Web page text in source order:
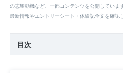
の志望動機など、一部コンテンツを公開していま
最新情報やエントリーシート・体験記全文を確認
目次